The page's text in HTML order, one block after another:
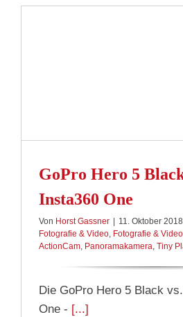
GoPro Hero 5
Insta360 One
Von Horst Gassner 11. Oktober 2018
Fotografie & Video, Fotografie &
ActionCam, Panoramakamera, Tiny
Die GoPro Hero 5 Black
One - [...]